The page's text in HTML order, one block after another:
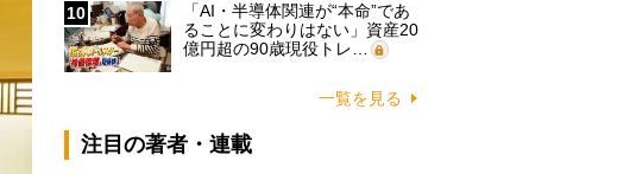
10
「AI・半導体関連が“本命”であ
ることに変わりはない」資産20
億円超の90歳現役トレ…
一覧を見る
注目の著者・連載